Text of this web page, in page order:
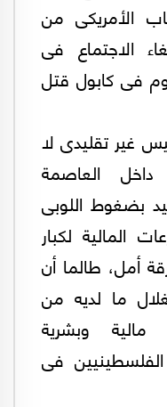
الأمريكى من
الاجتماع فى
فى كابول قتل
غير تقليدى لا
داخل العاصمة
بضغوط اللوبى
المالية لكبار
أمل، طالما أن
ما لديه من
وبشرية
فى